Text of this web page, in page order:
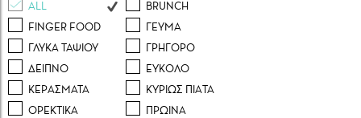
ALL
BRUNCH
FINGER FOOD
ΓΕΥΜΑ
ΓΛΥΚA ΤΑΨΙΟΥ
ΓΡΗΓΟΡΟ
ΔΕΙΠΝΟ
ΕΥΚΟΛΟ
ΚΕΡAΣΜΑΤΑ
ΚΥΡΙΩΣ ΠΙAΤΑ
ΟΡΕΚΤΙΚA
ΠΡΩΙΝA